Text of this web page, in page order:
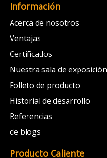
Información
Acerca de nosotros
Ventajas
Certificados
Nuestra sala de exposición
Folleto de producto
Historial de desarrollo
Referencias
de blogs
Producto Caliente